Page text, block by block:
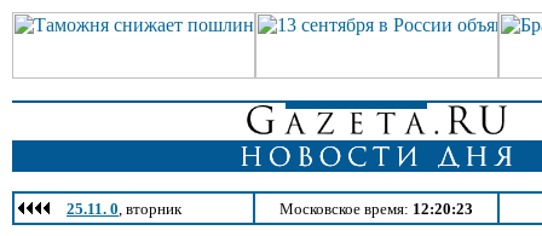
25.11. 0, вторник Московское время: 12:20:23